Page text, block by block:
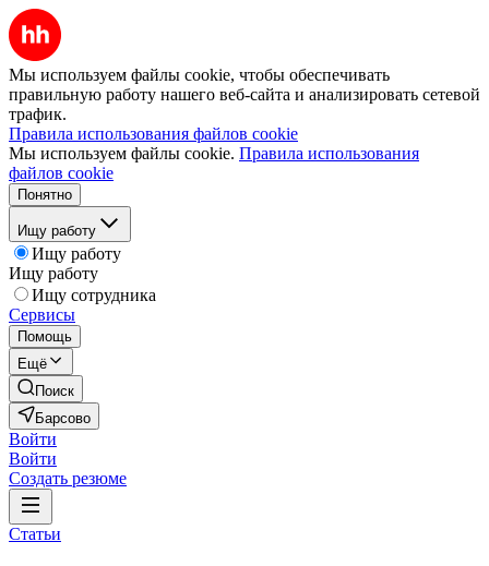
Мы используем файлы cookie, чтобы обеспечивать
правильную работу нашего веб-сайта и анализировать сетевой
трафик.
Правила использования файлов cookie
Мы используем файлы cookie. Правила использования
файлов cookie
Понятно
Ищу работу
Ищу работу
Ищу работу
Ищу сотрудника
Сервисы
Помощь
Ещё
Поиск
Барсово
Войти
Войти
Создать резюме
Статьи